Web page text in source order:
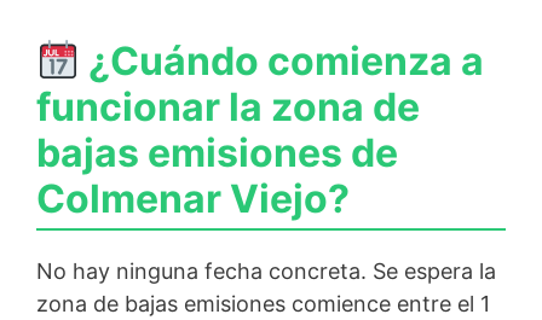
¿Cuándo comienza a
funcionar la zona de
bajas emisiones de
Colmenar Viejo?
No hay ninguna fecha concreta. Se espera la
zona de bajas emisiones comience entre el 1